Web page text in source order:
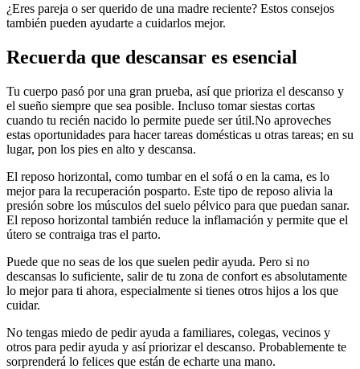
¿Eres pareja o ser querido de una madre reciente? Estos consejos
también pueden ayudarte a cuidarlos mejor.
Recuerda que descansar es esencial
Tu cuerpo pasó por una gran prueba, así que prioriza el descanso y
el sueño siempre que sea posible. Incluso tomar siestas cortas
cuando tu recién nacido lo permite puede ser útil.No aproveches
estas oportunidades para hacer tareas domésticas u otras tareas; en su
lugar, pon los pies en alto y descansa.
El reposo horizontal, como tumbar en el sofá o en la cama, es lo
mejor para la recuperación posparto. Este tipo de reposo alivia la
presión sobre los músculos del suelo pélvico para que puedan sanar.
El reposo horizontal también reduce la inflamación y permite que el
útero se contraiga tras el parto.
Puede que no seas de los que suelen pedir ayuda. Pero si no
descansas lo suficiente, salir de tu zona de confort es absolutamente
lo mejor para ti ahora, especialmente si tienes otros hijos a los que
cuidar.
No tengas miedo de pedir ayuda a familiares, colegas, vecinos y
otros para pedir ayuda y así priorizar el descanso. Probablemente te
sorprenderá lo felices que están de echarte una mano.